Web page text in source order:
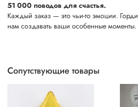
51 000 поводов для счастья.
Каждый заказ — это чьи-то эмоции.
нам создавать ваши особенные моменты.
Сопутствующие товары